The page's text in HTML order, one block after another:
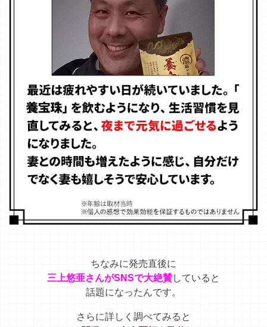
ちなみに発売直後に
三上悠亜さんがSNSで大絶賛していると
話題になったんです。
さらに詳しく調べてみると